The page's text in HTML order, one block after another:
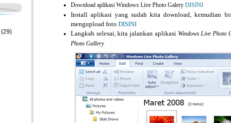
(29)
Download aplikasi Windows Live Photo Galery DISINI
Install aplikasi yang sudah kita download, kemudian
mengupload foto DISINI
Langkah selesai, kita jalankan aplikasi Windows Live Photo
Photo Gallery